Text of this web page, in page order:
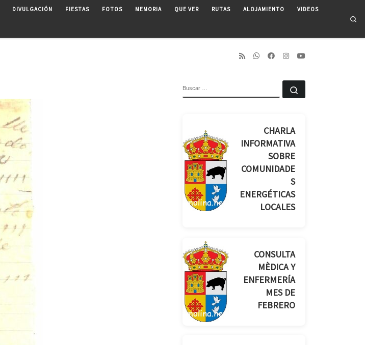
DIVULGACIÓN FIESTAS FOTOS MEMORIA QUE VER RUTAS ALOJAMIENTO VIDEOS
CHARLA
INFORMATIVA
SOBRE
COMUNIDADE
S
ENERGÉTICAS
LOCALES
CONSULTA
MÈDICA Y
ENFERMERÍA
MES DE
FEBRERO